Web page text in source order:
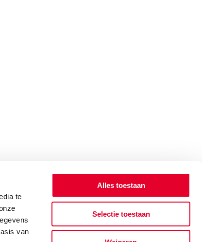
te
van
Alles toestaan
Selectie toestaan